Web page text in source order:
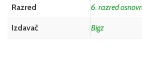
Razred 6. razred
Izdavač Bigz